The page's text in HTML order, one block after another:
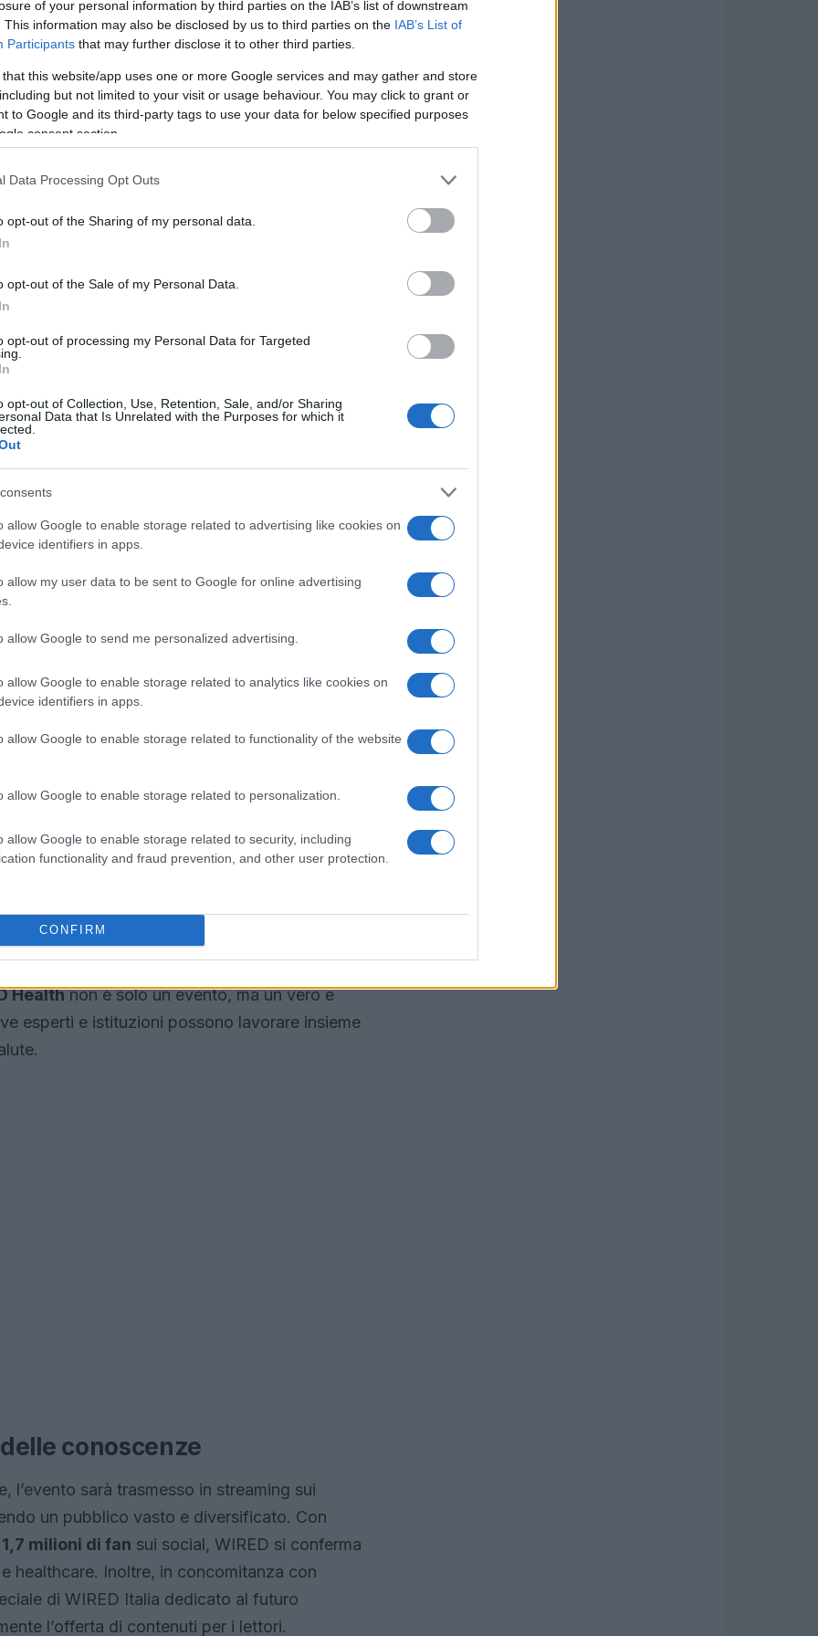
of your personal information by third parties on the IAB’s list of downstream
This information may also be disclosed by us to third parties on the IAB’s List of
Participants that may further disclose it to other third parties.
that this website/app uses one or more Google services and may gather and store
but not limited to your visit or usage behaviour. You may click to grant or
to Google and its third-party tags to use your data for below specified purposes
consent section.
Data Processing Opt Outs
opt-out of the Sharing of my personal data.
opt-out of the Sale of my Personal Data.
opt-out of processing my Personal Data for Targeted
opt-out of Collection, Use, Retention, Sale, and/or Sharing
Data that Is Unrelated with the Purposes for which it
allow Google to enable storage related to advertising like cookies on
identifiers in apps.
allow my user data to be sent to Google for online advertising
allow Google to send me personalized advertising.
allow Google to enable storage related to analytics like cookies on
identifiers in apps.
allow Google to enable storage related to functionality of the website
allow Google to enable storage related to personalization.
allow Google to enable storage related to security, including
functionality and fraud prevention, and other user protection.
CONFIRM
sanità digitale
artificiale stanno rivoluzionando il panorama
di cura e supporto per i pazienti.
Italia, ha dichiarato: “Quest’anno ci
trasformazione tecnologica della sanità, tra
Questo approccio mira a creare un sistema
individuo possa contribuire attivamente al
e innovazioni
di due palchi: uno dedicato alle
e approfondimenti tecnici. Oltre
del settore e leader di pensiero,
sul futuro della salute. Tra i relatori ci
artificiale, la robotica e le terapie digitali.
e interattiva
exhibit dove i partecipanti potranno
nel campo della salute e della tecnologia.
pensata per facilitare il networking e la
Healthnon è solo un evento, ma un vero e
esperti e istituzioni possono lavorare insieme
conoscenze
l’evento sarà trasmesso in streaming sui
un pubblico vasto e diversificato. Con
1,7 milioni di fan sui social, WIRED si conferma
healthcare. Inoltre, in concomitanza con
di WIRED Italia dedicato al futuro
l’offerta di contenuti per i lettori.